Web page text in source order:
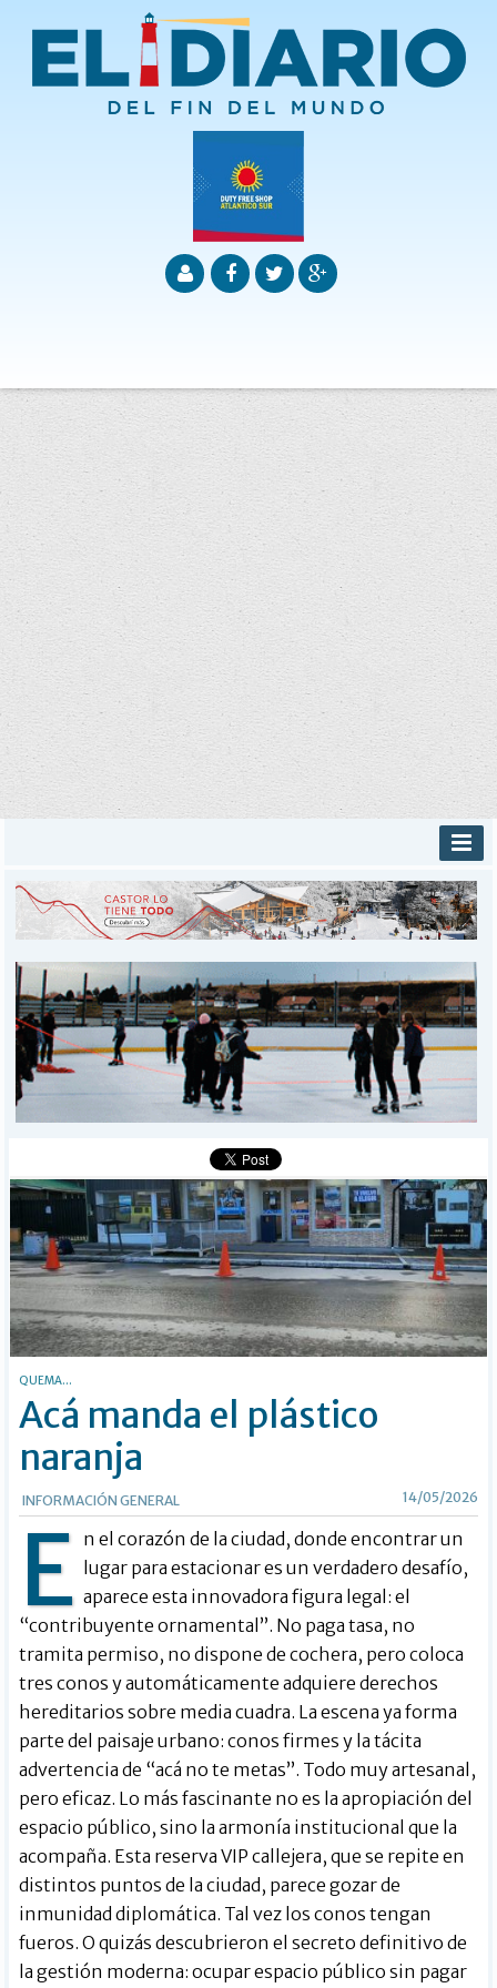
INICIO
PROVINCIALES
DEPORTES
POLICIALES
I-DIARIO
MÁS
BÚSQUEDA
QUEMA...
Acá manda el plástico
naranja
INFORMACIÓN GENERAL 14/05/2026
E n el corazón de la ciudad, donde encontrar un
lugar para estacionar es un verdadero desafío,
aparece esta innovadora figura legal: el
“contribuyente ornamental”. No paga tasa, no
tramita permiso, no dispone de cochera, pero coloca
tres conos y automáticamente adquiere derechos
hereditarios sobre media cuadra. La escena ya forma
parte del paisaje urbano: conos firmes y la tácita
advertencia de “acá no te metas”. Todo muy artesanal,
pero eficaz. Lo más fascinante no es la apropiación del
espacio público, sino la armonía institucional que la
acompaña. Esta reserva VIP callejera, que se repite en
distintos puntos de la ciudad, parece gozar de
inmunidad diplomática. Tal vez los conos tengan
fueros. O quizás descubrieron el secreto definitivo de
la gestión moderna: ocupar espacio público sin pagar